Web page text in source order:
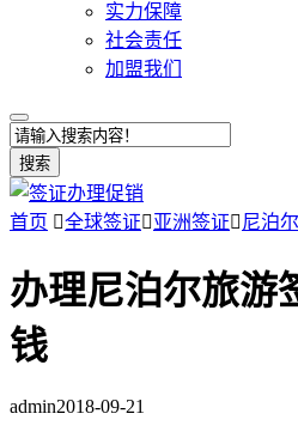
实力保障
社会责任
加盟我们
搜索
首页 全球签证亚洲签证 尼泊
办理尼泊尔旅游
钱
admin2018-09-21